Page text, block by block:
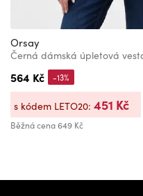
Orsay
Černá dámská úpletová
564 Kč
Běžná cena649 Kč
-13%
s kódem LETO20: 451 Kč